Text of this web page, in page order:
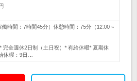
働時間：7時間45分）休憩時間：75分（12:00～
完全週休2日制（土日祝）* 有給休暇* 夏期休
休暇：9日…